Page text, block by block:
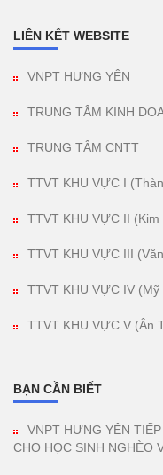
LIÊN KẾT WEBSITE
VNPT HƯNG YÊN
TRUNG TÂM KINH
TRUNG TÂM CNTT
TTVT KHU VỰC I
TTVT KHU VỰC II
TTVT KHU VỰC III
TTVT KHU VỰC IV
TTVT KHU VỰC V (Ân
BẠN CẦN BIẾT
VNPT HƯNG YÊN
CHO HỌC SINH NGHÈO